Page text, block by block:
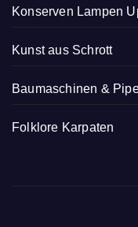
Konserven Lampen
Kunst aus Schrott
Baumaschinen &
Folklore Karpaten